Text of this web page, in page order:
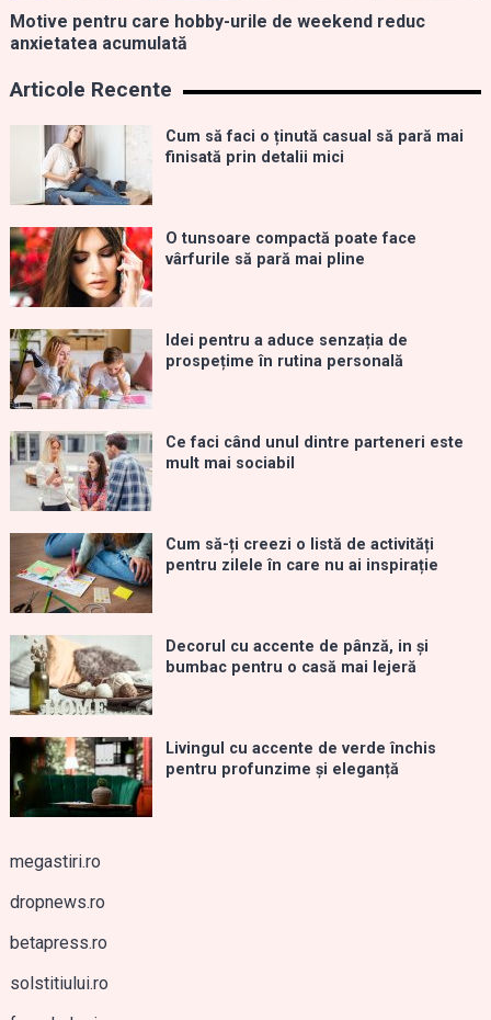
Motive pentru care hobby-urile de weekend reduc
anxietatea acumulată
Articole Recente
Cum să faci o ținută casual să pară mai
finisată prin detalii mici
O tunsoare compactă poate face
vârfurile să pară mai pline
Idei pentru a aduce senzația de
prospețime în rutina personală
Ce faci când unul dintre parteneri este
mult mai sociabil
Cum să-ți creezi o listă de activități
pentru zilele în care nu ai inspirație
Decorul cu accente de pânză, in și
bumbac pentru o casă mai lejeră
Livingul cu accente de verde închis
pentru profunzime și eleganță
megastiri.ro
dropnews.ro
betapress.ro
solstitiului.ro